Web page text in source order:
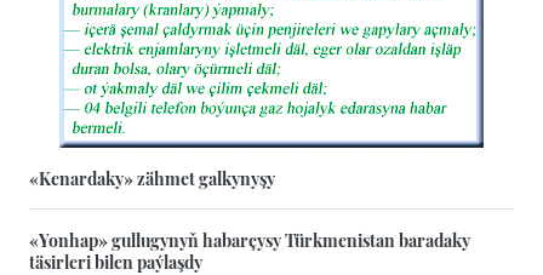
«Kenardaky» zähmet galkynyşy
«Yonhap» gullugynyň habarçysy Türkmenistan baradaky
täsirleri bilen paýlaşdy